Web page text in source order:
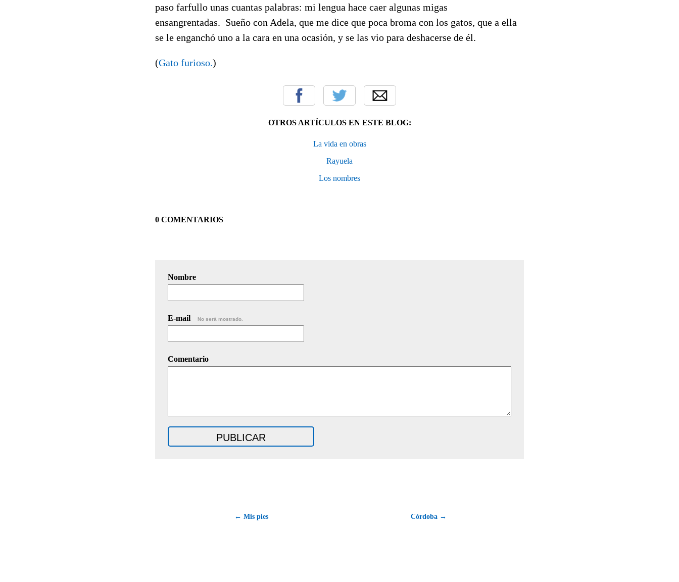
paso farfullo unas cuantas palabras: mi lengua hace caer algunas migas
ensangrentadas. Sueño con Adela, que me dice que poca broma con los gatos, que a ella
se le enganchó uno a la cara en una ocasión, y se las vio para deshacerse de él.
(Gato furioso.)
OTROS ARTÍCULOS EN ESTE BLOG:
La vida en obras
Rayuela
Los nombres
0 COMENTARIOS
Nombre
E-mail No será mostrado.
Comentario
← Mis pies Córdoba →